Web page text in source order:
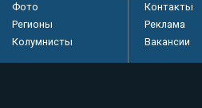
Фото
Регионы
Колумнисты
Контакты
Реклама
Вакансии